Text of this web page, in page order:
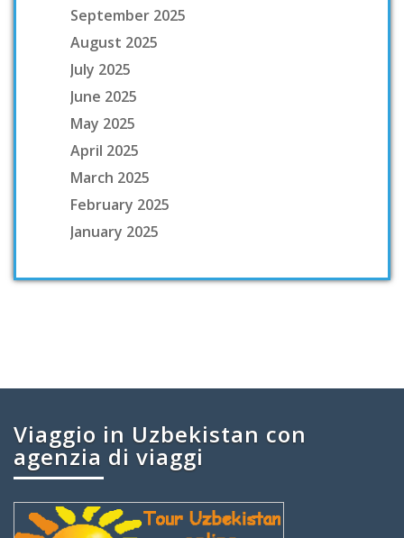
September 2025
August 2025
July 2025
June 2025
May 2025
April 2025
March 2025
February 2025
January 2025
Viaggio in Uzbekistan con
agenzia di viaggi